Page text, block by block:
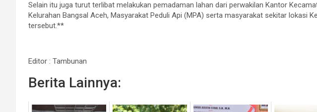
Selain itu juga turut terlibat melakukan pemadaman lahan dari perwakilan Kantor
Kelurahan Bangsal Aceh, Masyarakat Peduli Api (MPA) serta masyarakat sekitar lokasi
tersebut.**
Editor : Tambunan
Berita Lainnya: